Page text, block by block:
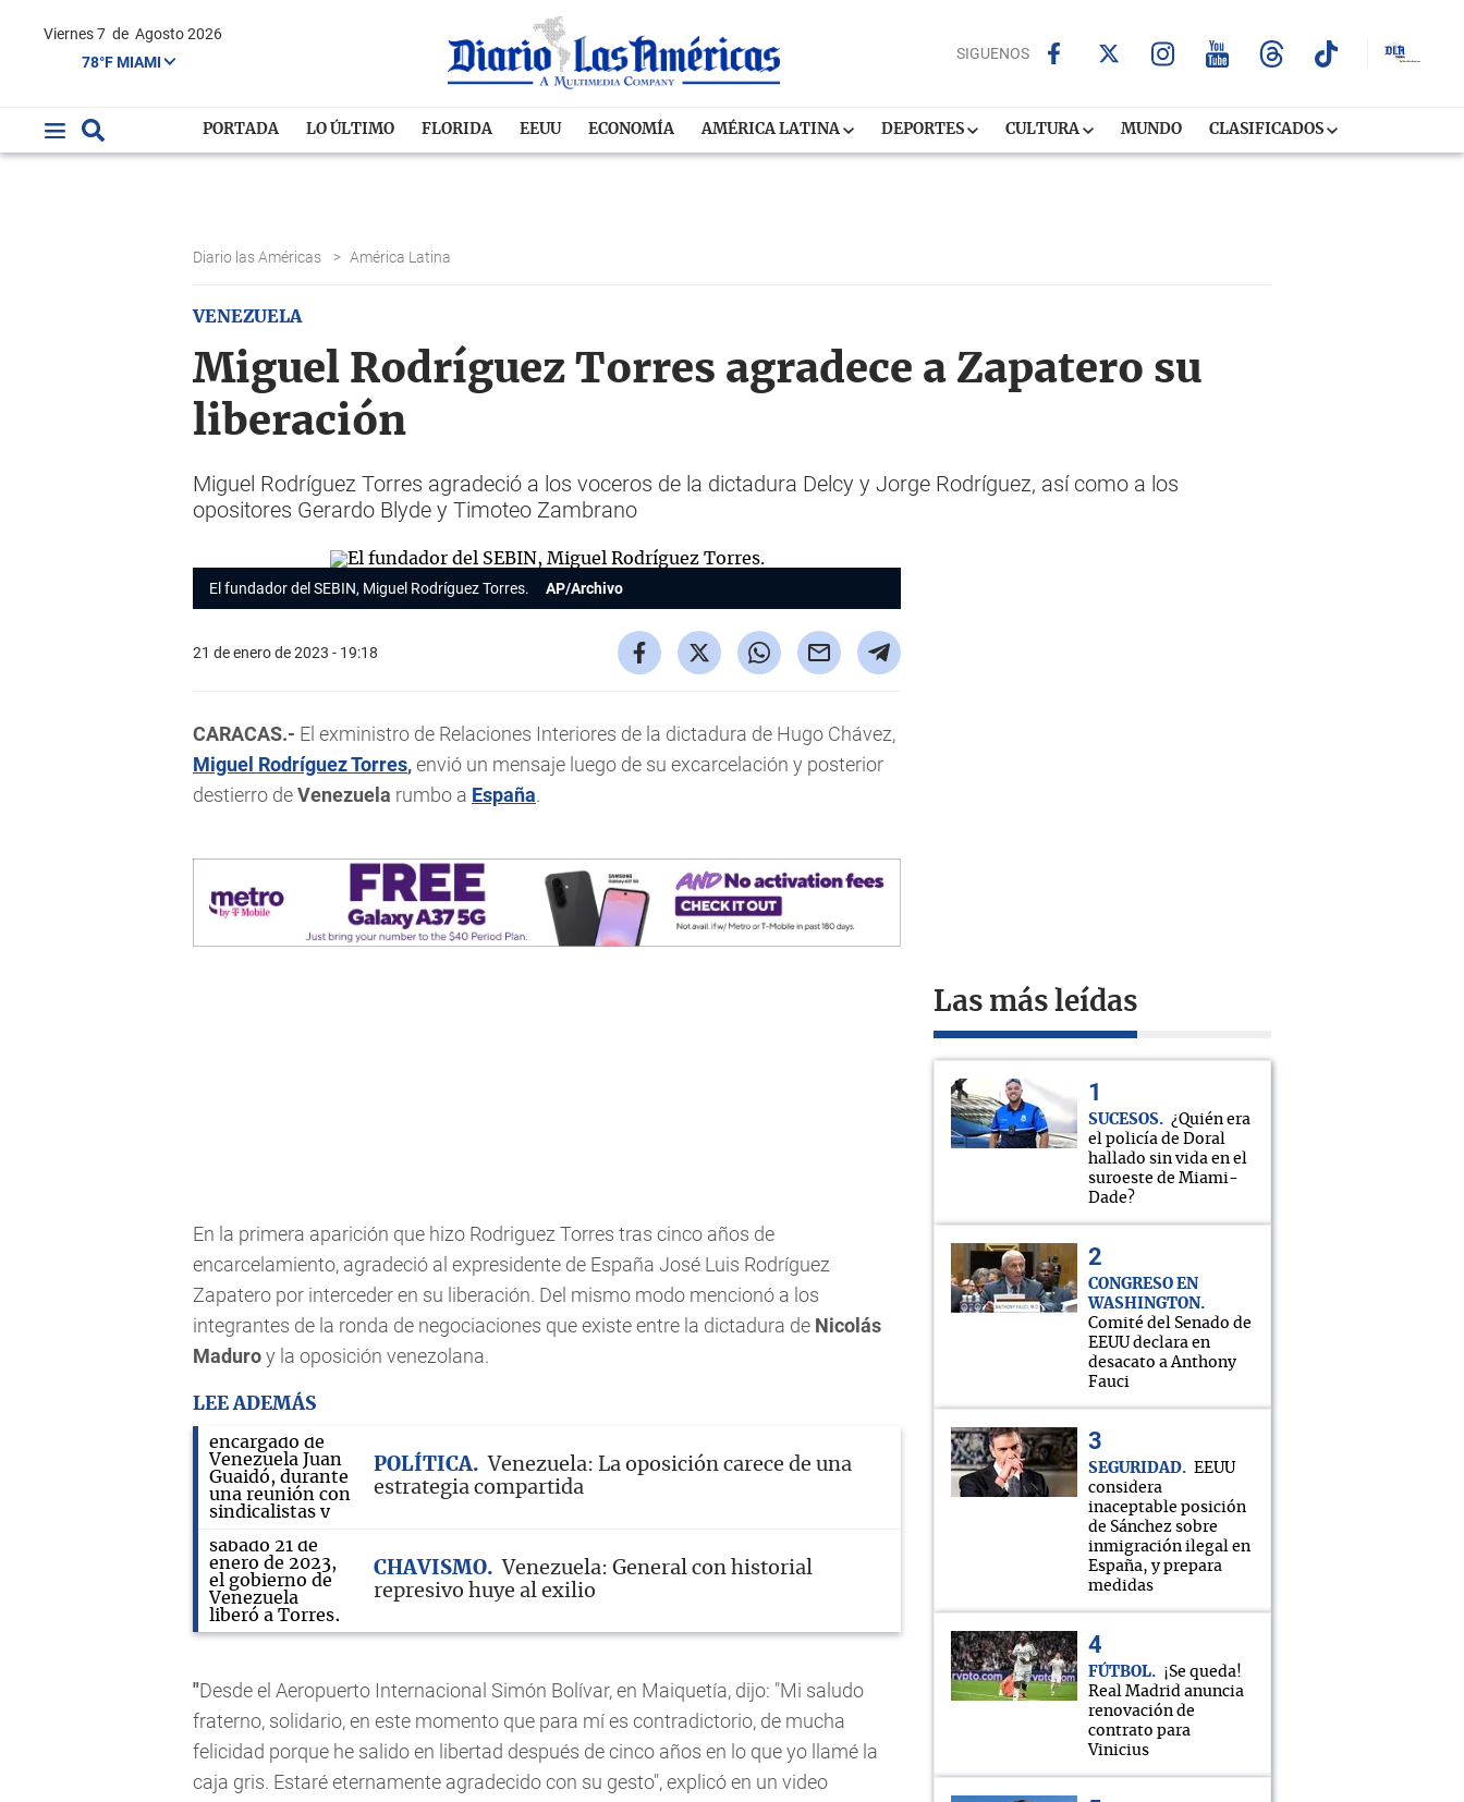
Viernes 7 de Agosto 2026
78°F MIAMI
SIGUENOS
PORTADA LO ÚLTIMO FLORIDA EEUU ECONOMÍA AMÉRICA LATINA DEPORTES CULTURA MUNDO CLASIFICADOS
Diario las Américas > América Latina
VENEZUELA
Miguel Rodríguez Torres agradece a Zapatero su
liberación
Miguel Rodríguez Torres agradeció a los voceros de la dictadura Delcy y Jorge Rodríguez, así como a los
opositores Gerardo Blyde y Timoteo Zambrano
El fundador del SEBIN, Miguel Rodríguez Torres. AP/Archivo
21 de enero de 2023 - 19:18
CARACAS.- El exministro de Relaciones Interiores de la dictadura de Hugo Chávez,
Miguel Rodríguez Torres,envió un mensaje luego de su excarcelación y posterior
destierro deVenezuela rumbo a España.
En la primera aparición que hizo Rodriguez Torres tras cinco años de
encarcelamiento, agradeció al expresidente de España José Luis Rodríguez
Zapatero por interceder en su liberación. Del mismo modo mencionó a los
integrantes de la ronda de negociaciones que existe entre la dictadura de Nicolás
Maduroy la oposición venezolana.
LEE ADEMÁS
POLÍTICA
Venezuela: La oposición carece de una
estrategia compartida
CHAVISMO
Venezuela: General con historial
represivo huye al exilio
"Desde el Aeropuerto Internacional Simón Bolívar, en Maiquetía, dijo: "Mi saludo
fraterno, solidario, en este momento que para mí es contradictorio, de mucha
felicidad porque he salido en libertad después de cinco años en lo que yo llamé la
caja gris. Estaré eternamente agradecido con su gesto", explicó en un video
Las más leídas
SUCESOS
¿Quién era
el policía de Doral
hallado sin vida en el
suroeste de Miami-
Dade?
CONGRESO EN
WASHINGTON
Comité del Senado de
EEUU declara en
desacato a Anthony
Fauci
SEGURIDAD
EEUU
considera
inaceptable posición
de Sánchez sobre
inmigración ilegal en
España, y prepara
medidas
FÚTBOL
¡Se queda!
Real Madrid anuncia
renovación de
contrato para
Vinicius